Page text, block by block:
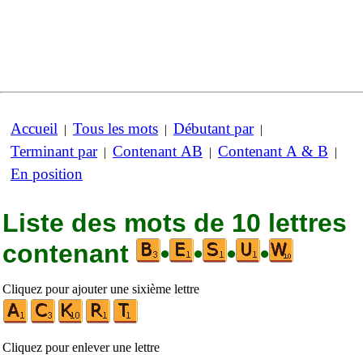
Accueil | Tous les mots | Débutant par|
Terminant par| Contenant AB | Contenant A & B |
En position
Liste des mots de 10 lettres
contenant
• • • •
Cliquez pour ajouter une sixième lettre
Cliquez pour enlever une lettre